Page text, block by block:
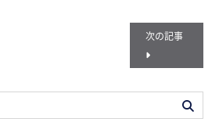
次の記事